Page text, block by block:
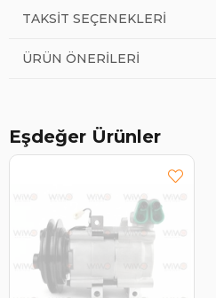
TAKSIT SEÇENEKLERI
ÜRÜN ÖNERILERI
Eşdeğer Ürünler